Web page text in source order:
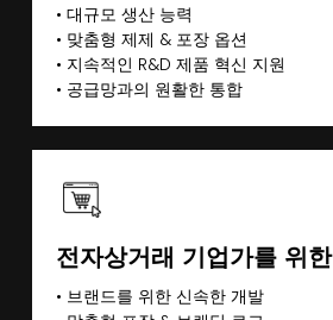
• 대규모 생산 능력
• 맞춤형 제제 & 포장 옵션
• 지속적인 R&D 제품 혁신 지원
• 공급망과의 원활한 통합
전자상거래 기업가를 위한
• 브랜드를 위한 신속한 개발